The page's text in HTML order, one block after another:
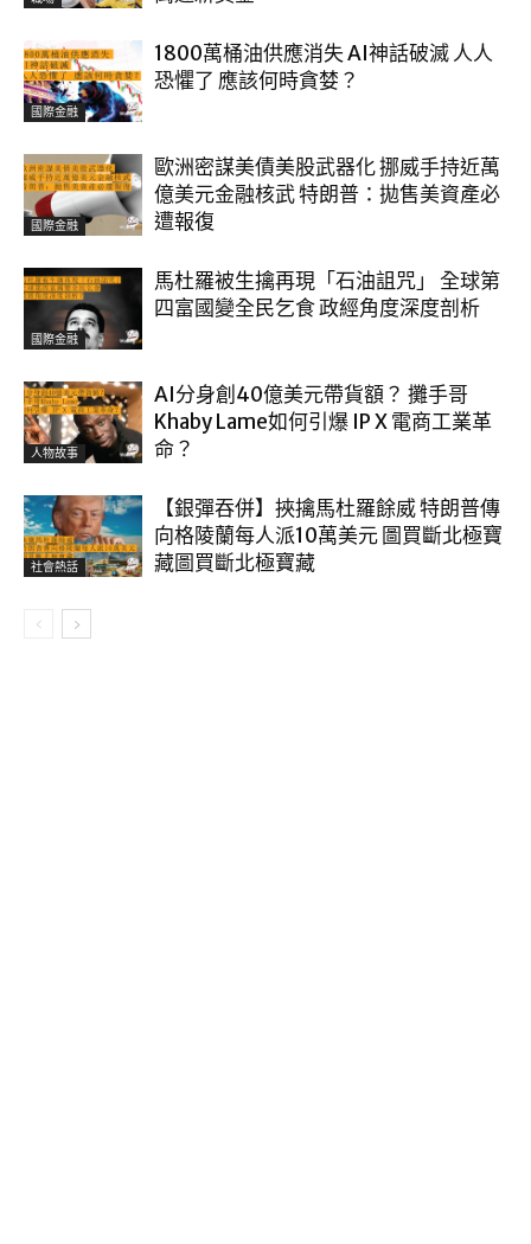
國際金融
1800萬桶油供應消失 AI神話破滅 人人
恐懼了 應該何時貪婪？
國際金融
歐洲密謀美債美股武器化 挪威手持近萬
億美元金融核武 特朗普：拋售美資產必
遭報復
國際金融
馬杜羅被生擒再現「石油詛咒」 全球第
四富國變全民乞食 政經角度深度剖析
人物故事
AI分身創40億美元帶貨額？ 攤手哥
Khaby Lame如何引爆 IP X 電商工業革
命？
社會熱話
【銀彈吞併】挾擒馬杜羅餘威 特朗普傳
向格陵蘭每人派10萬美元 圖買斷北極寶
藏圖買斷北極寶藏